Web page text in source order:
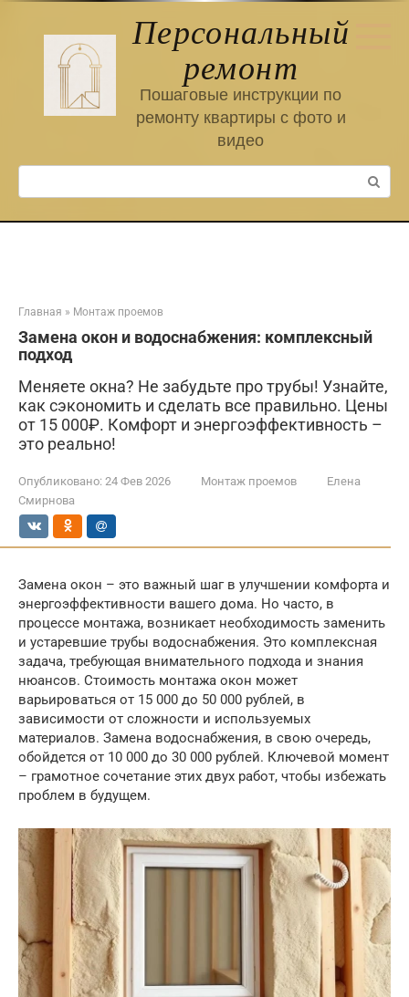
Персональный
ремонт
Пошаговые инструкции по
ремонту квартиры с фото и
видео
Поиск:
Главная » Монтаж проемов
Замена окон и водоснабжения: комплексный
подход
Меняете окна? Не забудьте про трубы! Узнайте,
как сэкономить и сделать все правильно. Цены
от 15 000₽. Комфорт и энергоэффективность –
это реально!
Опубликовано: 24 Фев 2026 Монтаж проемов
Елена
Смирнова
Замена окон – это важный шаг в улучшении комфорта и
энергоэффективности вашего дома. Но часто, в
процессе монтажа, возникает необходимость заменить
и устаревшие трубы водоснабжения. Это комплексная
задача, требующая внимательного подхода и знания
нюансов. Стоимость монтажа окон может
варьироваться от 15 000 до 50 000 рублей, в
зависимости от сложности и используемых
материалов. Замена водоснабжения, в свою очередь,
обойдется от 10 000 до 30 000 рублей. Ключевой момент
– грамотное сочетание этих двух работ, чтобы избежать
проблем в будущем.